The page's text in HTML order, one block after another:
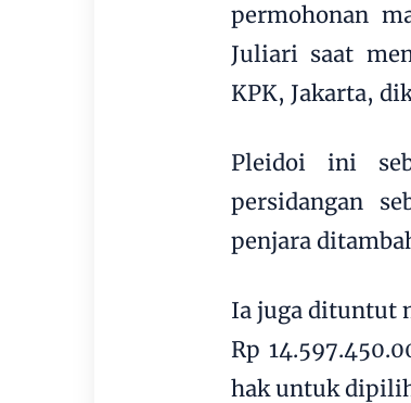
permohonan
Juliari saat
KPK, Jakarta,
Pleidoi ini
persidangan
penjara
Ia juga dituntut
Rp
hak untuk